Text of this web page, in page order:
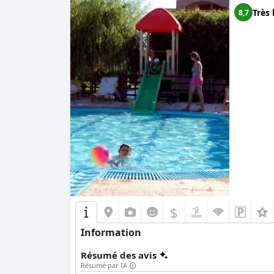
8,7 Très
$
Information
Résumé des avis
Résumé par IA